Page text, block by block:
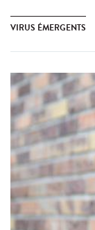
VIRUS ÉMERGENTS